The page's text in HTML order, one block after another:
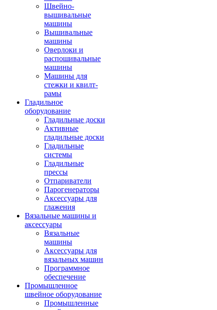
Швейно-
вышивальные
машины
Вышивальные
машины
Оверлоки и
распошивальные
машины
Машины для
стежки и квилт-
рамы
Гладильное
оборудование
Гладильные доски
Активные
гладильные доски
Гладильные
системы
Гладильные
прессы
Отпариватели
Парогенераторы
Аксессуары для
глажения
Вязальные машины и
аксессуары
Вязальные
машины
Аксессуары для
вязальных машин
Программное
обеспечение
Промышленное
швейное оборудование
Промышленные